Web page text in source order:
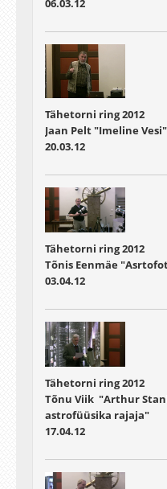
06.03.12
Tähetorni ring 2012
Jaan Pelt "Imeline Vesi"
20.03.12
Tähetorni ring 2012
Tõnis Eenmäe
03.04.12
Tähetorni ring 2012
Tõnu Viik "Arthur
astrofüüsika rajaja"
17.04.12